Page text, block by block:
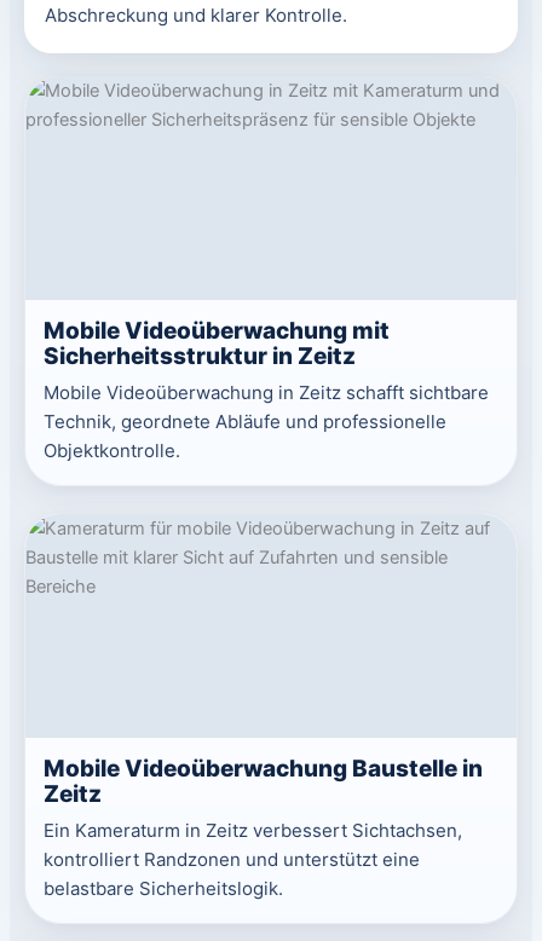
Abschreckung und klarer Kontrolle.
Mobile Videoüberwachung mit
Sicherheitsstruktur in Zeitz
Mobile Videoüberwachung in Zeitz schafft sichtbare
Technik, geordnete Abläufe und professionelle
Objektkontrolle.
Mobile Videoüberwachung Baustelle in
Zeitz
Ein Kameraturm in Zeitz verbessert Sichtachsen,
kontrolliert Randzonen und unterstützt eine
belastbare Sicherheitslogik.